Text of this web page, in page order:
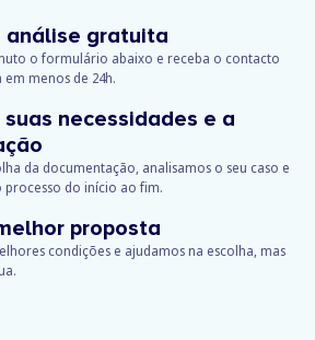
análise gratuita
o formulário abaixo e receba o contacto
menos de 24h.
necessidades e a
da documentação, analisamos o seu caso e
processo do início ao fim.
proposta
condições e ajudamos na escolha, mas